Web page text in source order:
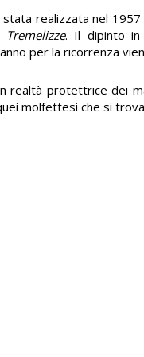
realizzata nel
. Il dipinto in
per la ricorrenza
realtà protettrice dei
molfettesi che si